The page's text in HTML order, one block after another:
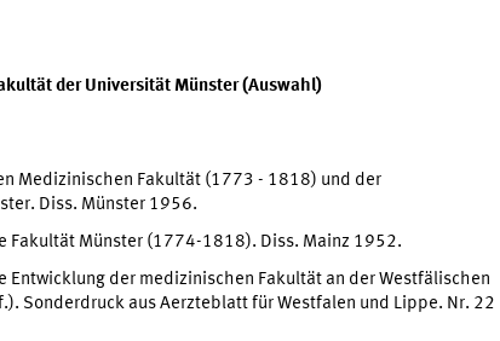
der Universität Münster (Auswahl)
Medizinischen Fakultät (1773 - 1818) und der
Diss. Münster 1956.
Fakultät Münster (1774-1818). Diss. Mainz 1952.
Entwicklung der medizinischen Fakultät an der Westfälischen
Sonderdruck aus Aerzteblatt für Westfalen und Lippe. Nr. 22